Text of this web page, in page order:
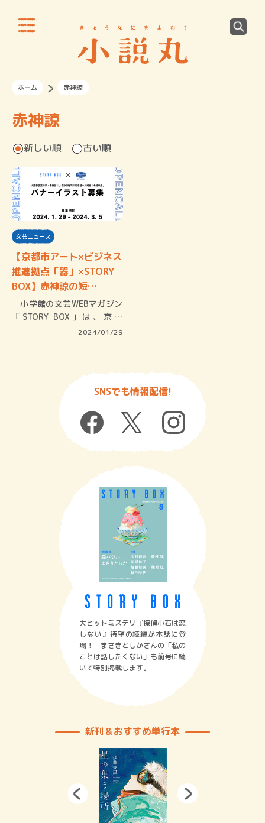
ホーム 赤神諒
赤神諒
新しい順 古い順
文芸ニュース
【京都市アート×ビジネス
推進拠点「器」×STORY
BOX】赤神諒の短…
小学館の文芸WEBマガジン
「STORY BOX」は、京都
2024/01/29
SNSでも情報配信!
大ヒットミステリ『探偵小石は恋
しない』待望の続編が本誌に登
場！ まさきとしかさんの「私の
ことは話したくない」も前号に続
いて特別掲載します。
新刊＆おすすめ単行本